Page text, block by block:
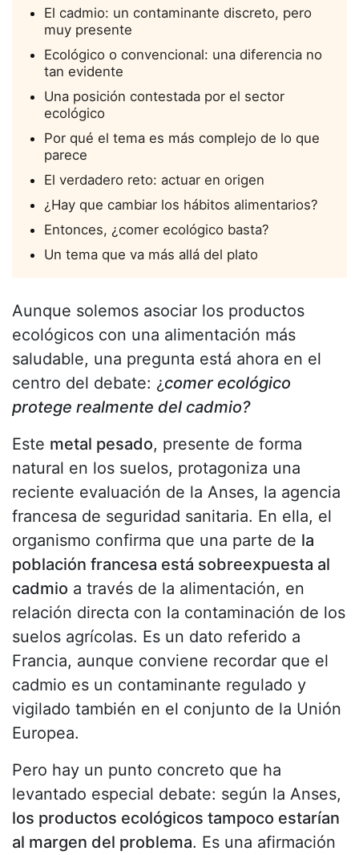
El cadmio: un contaminante discreto, pero
muy presente
Ecológico o convencional: una diferencia no
tan evidente
Una posición contestada por el sector
ecológico
Por qué el tema es más complejo de lo que
parece
El verdadero reto: actuar en origen
¿Hay que cambiar los hábitos alimentarios?
Entonces, ¿comer ecológico basta?
Un tema que va más allá del plato
Aunque solemos asociar los productos
ecológicos con una alimentación más
saludable, una pregunta está ahora en el
centro del debate: ¿comer ecológico
protege realmente del cadmio?
Este metal pesado, presente de forma
natural en los suelos, protagoniza una
reciente evaluación de la Anses, la agencia
francesa de seguridad sanitaria. En ella, el
organismo confirma que una parte de la
población francesa está sobreexpuesta al
cadmio a través de la alimentación, en
relación directa con la contaminación de los
suelos agrícolas. Es un dato referido a
Francia, aunque conviene recordar que el
cadmio es un contaminante regulado y
vigilado también en el conjunto de la Unión
Europea.
Pero hay un punto concreto que ha
levantado especial debate: según la Anses,
los productos ecológicos tampoco estarían
al margen del problema. Es una afirmación